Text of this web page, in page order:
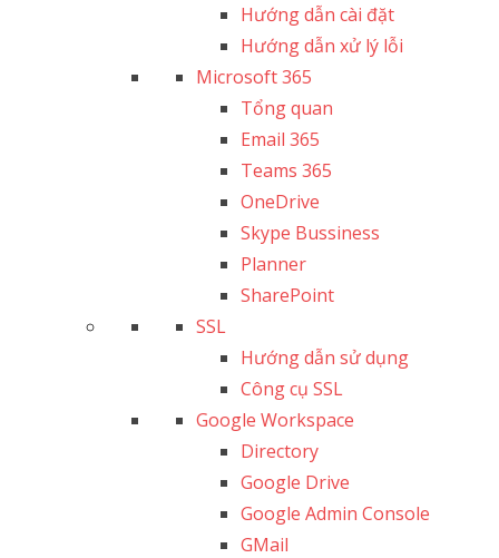
Hướng dẫn cài đặt
Hướng dẫn xử lý lỗi
Microsoft 365
Tổng quan
Email 365
Teams 365
OneDrive
Skype Bussiness
Planner
SharePoint
SSL
Hướng dẫn sử dụng
Công cụ SSL
Google Workspace
Directory
Google Drive
Google Admin Console
GMail